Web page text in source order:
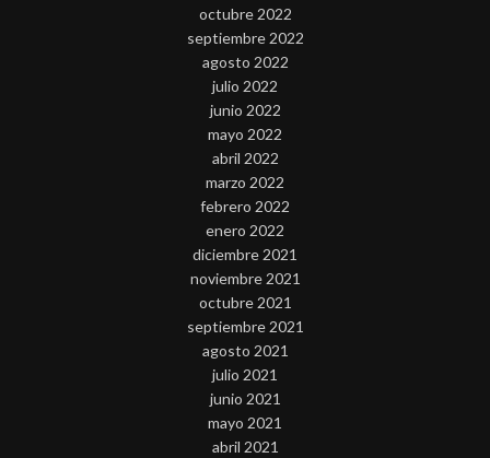
octubre 2022
septiembre 2022
agosto 2022
julio 2022
junio 2022
mayo 2022
abril 2022
marzo 2022
febrero 2022
enero 2022
diciembre 2021
noviembre 2021
octubre 2021
septiembre 2021
agosto 2021
julio 2021
junio 2021
mayo 2021
abril 2021